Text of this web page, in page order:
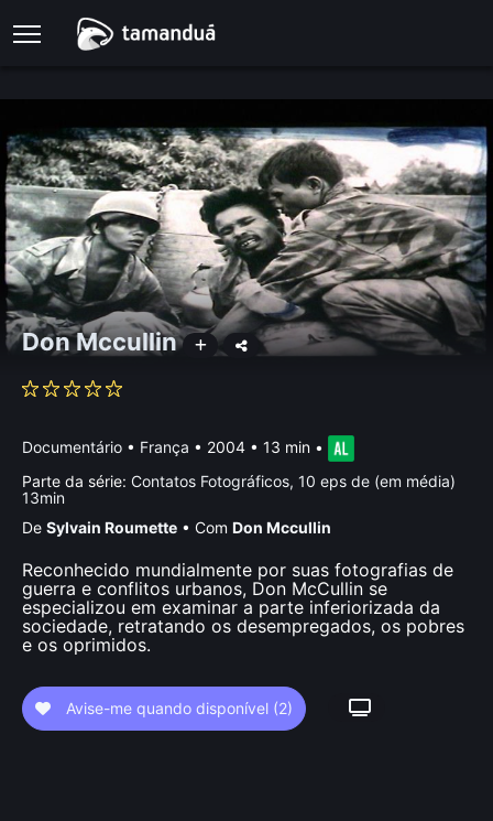
Don Mccullin
Documentário • França • 2004 • 13 min •
Parte da série: Contatos Fotográficos, 10 eps de (em média)
13min
De Sylvain Roumette • Com Don Mccullin
Reconhecido mundialmente por suas fotografias de
guerra e conflitos urbanos, Don McCullin se
especializou em examinar a parte inferiorizada da
sociedade, retratando os desempregados, os pobres
e os oprimidos.
Avise-me quando disponível (2)